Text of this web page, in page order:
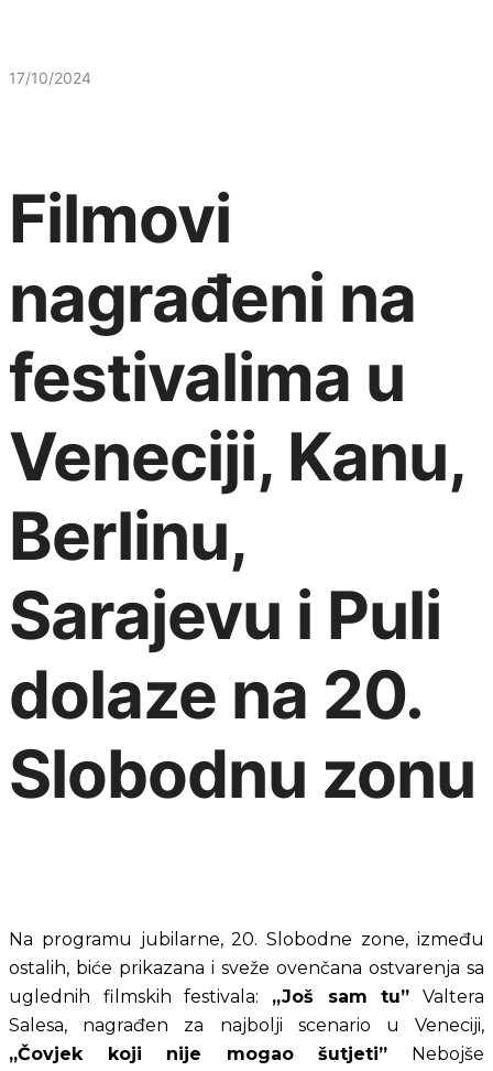
17/10/2024
Filmovi
nagrađeni na
festivalima u
Veneciji, Kanu,
Berlinu,
Sarajevu i Puli
dolaze na 20.
Slobodnu zonu
Na programu jubilarne, 20. Slobodne zone, između
ostalih, biće prikazana i sveže ovenčana ostvarenja sa
uglednih filmskih festivala: „Još sam tu” Valtera
„Čovjek koji nije mogao šutjeti” Nebojše